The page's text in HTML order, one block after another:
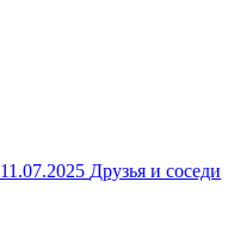
11.07.2025 Друзья и соседи